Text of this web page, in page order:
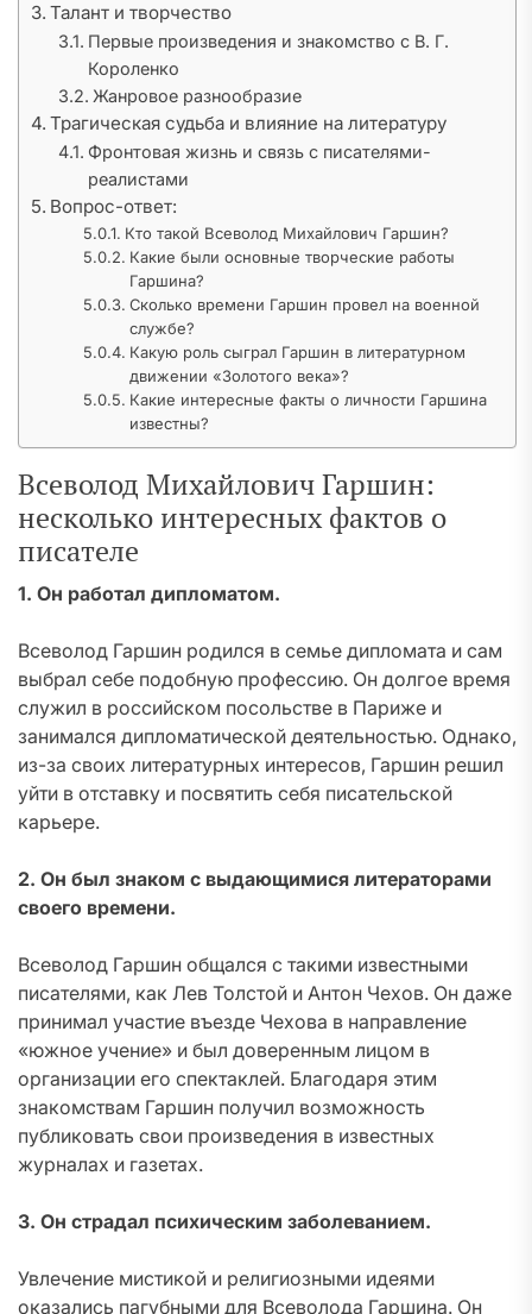
Талант и творчество
Первые произведения и знакомство с В. Г.
Короленко
Жанровое разнообразие
Трагическая судьба и влияние на литературу
Фронтовая жизнь и связь с писателями-
реалистами
Вопрос-ответ:
Кто такой Всеволод Михайлович Гаршин?
Какие были основные творческие работы
Гаршина?
Сколько времени Гаршин провел на военной
службе?
Какую роль сыграл Гаршин в литературном
движении «Золотого века»?
Какие интересные факты о личности Гаршина
известны?
Всеволод Михайлович Гаршин:
несколько интересных фактов о
писателе
1. Он работал дипломатом.
Всеволод Гаршин родился в семье дипломата и сам
выбрал себе подобную профессию. Он долгое время
служил в российском посольстве в Париже и
занимался дипломатической деятельностью. Однако,
из-за своих литературных интересов, Гаршин решил
уйти в отставку и посвятить себя писательской
карьере.
2. Он был знаком с выдающимися литераторами
своего времени.
Всеволод Гаршин общался с такими известными
писателями, как Лев Толстой и Антон Чехов. Он даже
принимал участие въезде Чехова в направление
«южное учение» и был доверенным лицом в
организации его спектаклей. Благодаря этим
знакомствам Гаршин получил возможность
публиковать свои произведения в известных
журналах и газетах.
3. Он страдал психическим заболеванием.
Увлечение мистикой и религиозными идеями
оказались пагубными для Всеволода Гаршина. Он